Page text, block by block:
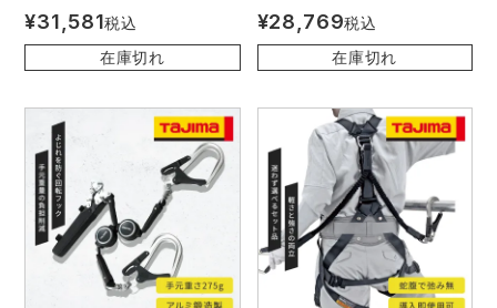
¥31,581税込
在庫切れ
¥28,769税込
在庫切れ